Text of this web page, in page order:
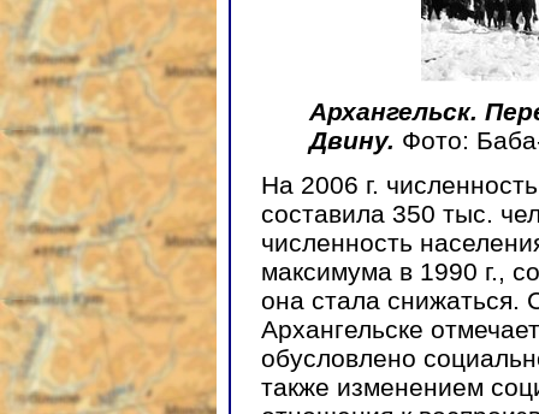
Архангельск.
Двину. Фото:
На 2006 г.
составила 350 тыс.
численность
максимума в 1990 г.,
она стала снижаться.
Архангельске
обусловлено
также изменением